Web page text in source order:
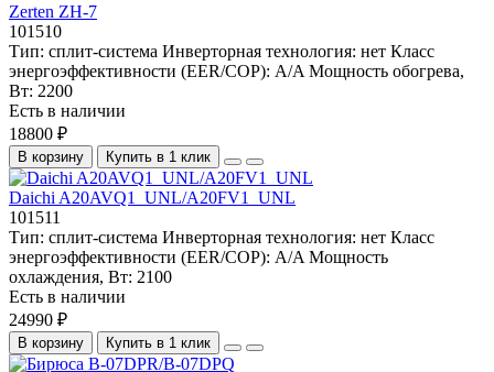
Zerten ZH-7
101510
Тип: сплит-система Инверторная технология: нет Класс
энергоэффективности (EER/COP): A/A Мощность обогрева,
Вт: 2200
Есть в наличии
18800 ₽
В корзину Купить в 1 клик
Daichi A20AVQ1_UNL/A20FV1_UNL
101511
Тип: сплит-система Инверторная технология: нет Класс
энергоэффективности (EER/COP): A/A Мощность
охлаждения, Вт: 2100
Есть в наличии
24990 ₽
В корзину Купить в 1 клик